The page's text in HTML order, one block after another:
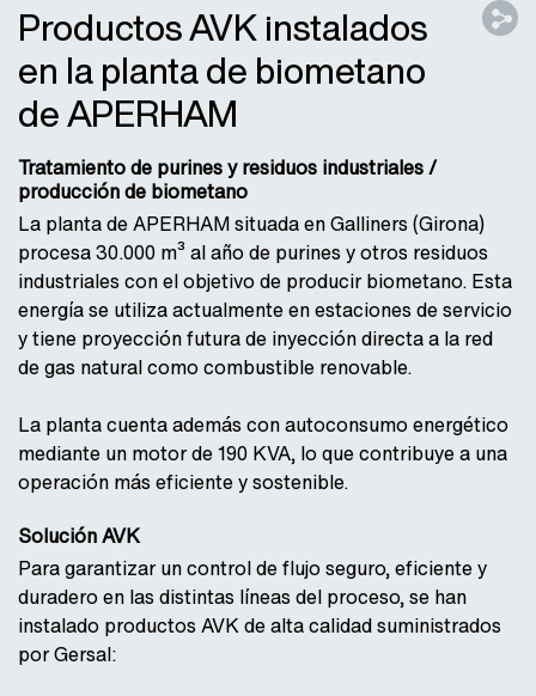
Productos AVK instalados
en la planta de biometano
de APERHAM
Tratamiento de purines y residuos industriales /
producción de biometano
La planta de APERHAM situada en Galliners (Girona)
procesa 30.000 m³ al año de purines y otros residuos
industriales con el objetivo de producir biometano. Esta
energía se utiliza actualmente en estaciones de servicio
y tiene proyección futura de inyección directa a la red
de gas natural como combustible renovable.
La planta cuenta además con autoconsumo energético
mediante un motor de 190 KVA, lo que contribuye a una
operación más eficiente y sostenible.
Solución AVK
Para garantizar un control de flujo seguro, eficiente y
duradero en las distintas líneas del proceso, se han
instalado productos AVK de alta calidad suministrados
por Gersal: